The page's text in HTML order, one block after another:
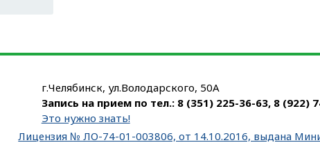
г.Челябинск, ул.Володарского, 50А
Запись на прием по тел.: 8 (351) 225-36-63, 8 (922)
Это нужно знать!
Лицензия № ЛО-74-01-003806, от 14.10.2016, выдана